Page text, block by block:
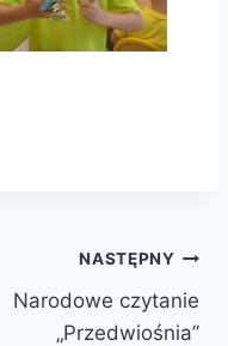
NASTĘPNY
Narodowe czytanie
„Przedwiośnia”